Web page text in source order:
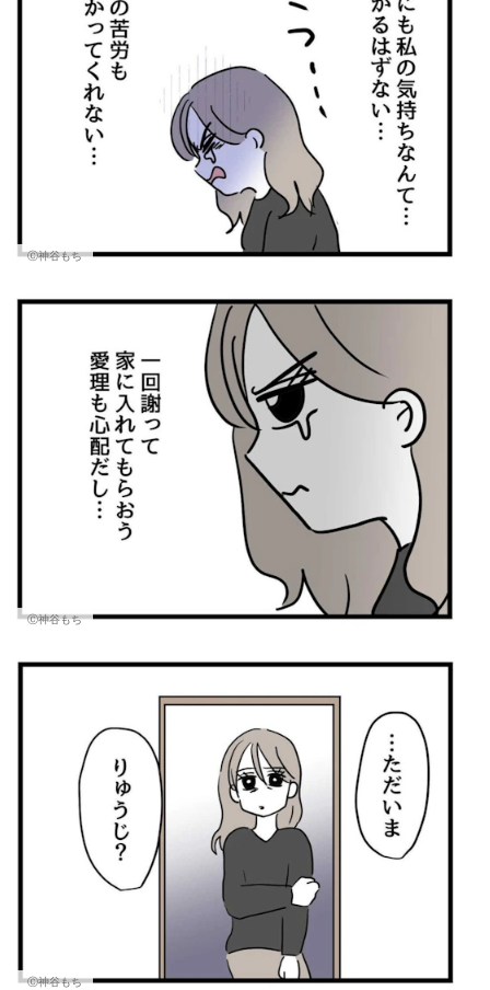
Ⓒ神谷もち
Ⓒ神谷もち
Ⓒ神谷もち